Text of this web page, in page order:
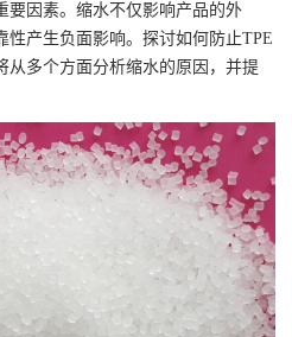
要因素。缩水不仅影响产品的外
性产生负面影响。探讨如何防止TPE
从多个方面分析缩水的原因，并提